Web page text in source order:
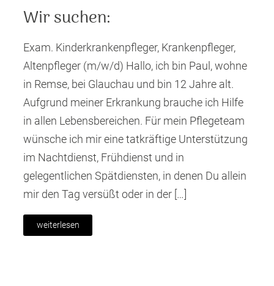
Wir suchen:
Exam. Kinderkrankenpfleger, Krankenpfleger,
Altenpfleger (m/w/d) Hallo, ich bin Paul, wohne
in Remse, bei Glauchau und bin 12 Jahre alt.
Aufgrund meiner Erkrankung brauche ich Hilfe
in allen Lebensbereichen. Für mein Pflegeteam
wünsche ich mir eine tatkräftige Unterstützung
im Nachtdienst, Frühdienst und in
gelegentlichen Spätdiensten, in denen Du allein
mir den Tag versüßt oder in der […]
weiterlesen